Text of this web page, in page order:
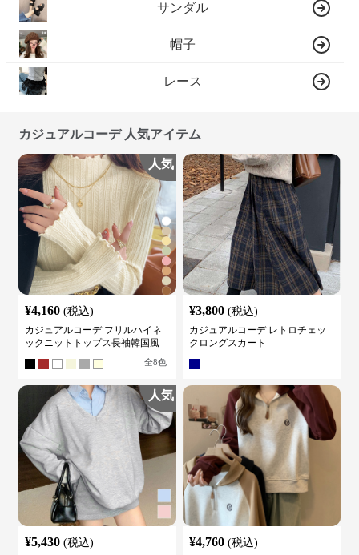
サンダル
帽子
レース
カジュアルコーデ 人気アイテム
人気
¥4,160 (税込)
カジュアルコーデ フリルハイネ
ックニットトップス長袖韓国風
全8色
¥3,800 (税込)
カジュアルコーデ レトロチェッ
クロングスカート
人気
¥5,430 (税込) ¥4,760 (税込)